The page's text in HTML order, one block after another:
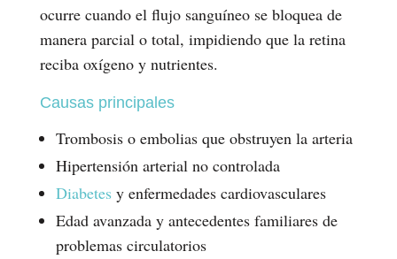
ocurre cuando el flujo sanguíneo se bloquea de
manera parcial o total, impidiendo que la retina
reciba oxígeno y nutrientes.
Causas principales
Trombosis o embolias que obstruyen la arteria
Hipertensión arterial no controlada
Diabetesy enfermedades cardiovasculares
Edad avanzada y antecedentes familiares de
problemas circulatorios